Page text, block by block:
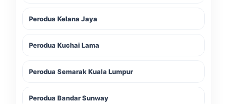
Perodua Kelana Jaya
Perodua Kuchai Lama
Perodua Semarak Kuala Lumpur
Perodua Bandar Sunway